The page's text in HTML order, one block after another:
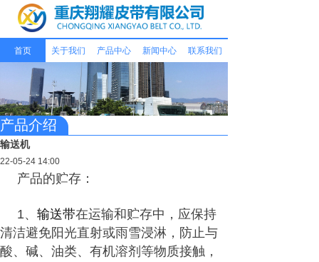
首页 关于我们 产品中心 新闻中心 联系我们
产品介绍
输送机
22-05-24 14:00
产品的贮存：
1、 输送带在运输和贮存中，应保持
清洁避免阳光直射或雨雪浸淋，防止与
酸、碱、油类、有机溶剂等物质接触，